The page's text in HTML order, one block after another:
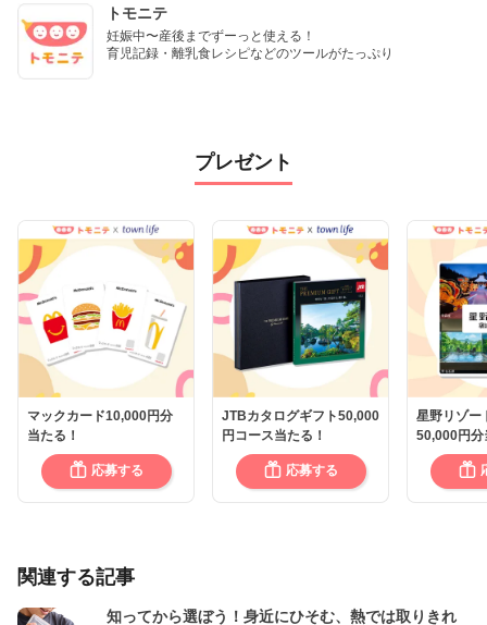
トモニテ
妊娠中〜産後までずーっと使える！
育児記録・離乳食レシピなどのツールがたっぷり
プレゼント
マックカード10,000円分
当たる！
応募する
JTBカタログギフト50,000
円コース当たる！
応募する
星野リゾー
50,000円分
関連する記事
知ってから選ぼう！身近にひそむ、熱では取りきれ